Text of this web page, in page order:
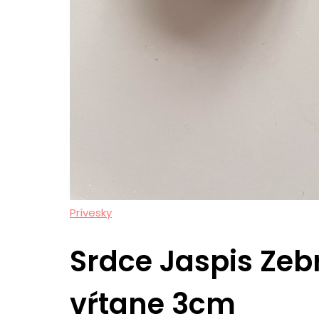
Prívesky
Srdce Jaspis
vŕtane 3cm